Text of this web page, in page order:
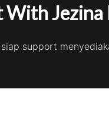
With Jezina
support